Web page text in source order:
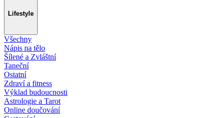
Lifestyle
Všechny
Nápis na tělo
Šílené a Zvláštní
Taneční
Ostatní
Zdraví a fitness
Výklad budoucnosti
Astrologie a Tarot
Online doučování